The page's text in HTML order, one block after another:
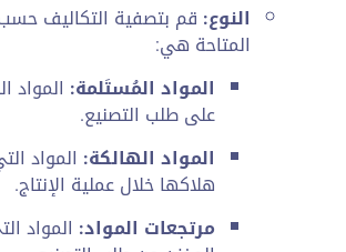
النوع: قم بتصفية التكاليف حسب
المتاحة هي:
المواد المُستَلمة: المواد
على طلب التصنيع.
المواد الهالكة: المواد
هلاكها خلال عملية الإنتاج.
مرتجعات المواد: المواد